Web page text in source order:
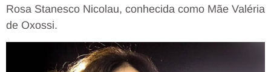
Rosa Stanesco Nicolau, conhecida como Mãe Valéria
de Oxossi.